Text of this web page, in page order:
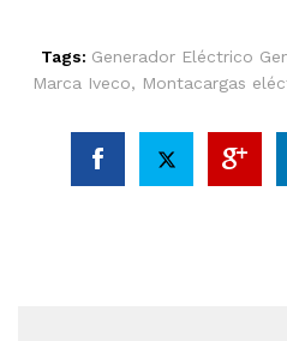
Tags: Generador Eléctrico
Marca Iveco, Montacargas